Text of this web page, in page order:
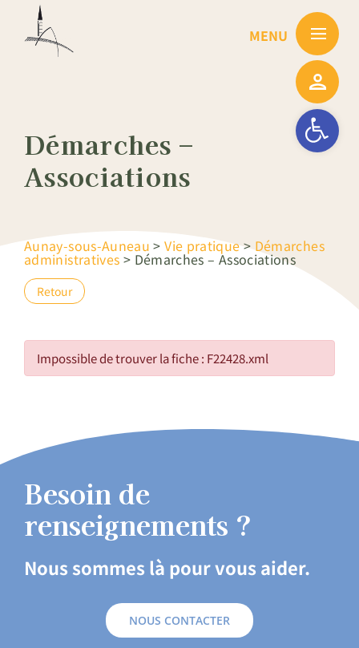
Ouvrir la
Démarches –
Associations
Aunay-sous-Auneau >Vie pratique>Démarches
administratives > Démarches – Associations
Retour
Impossible de trouver la fiche : F22428.xml
Besoin de
renseignements ?
Nous sommes là pour vous aider.
NOUS CONTACTER